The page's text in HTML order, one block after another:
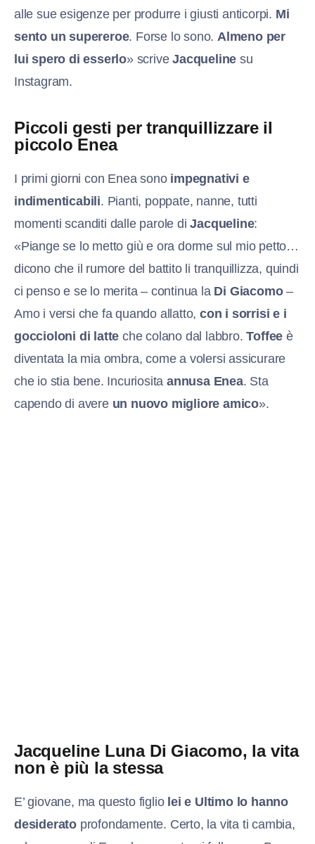
alle sue esigenze per produrre i giusti anticorpi. Mi
sento un supereroe. Forse lo sono.Almeno per
lui spero di esserlo» scriveJacqueline su
Instagram.
Piccoli gesti per tranquillizzare il
piccolo Enea
I primi giorni con Enea sono impegnativi e
indimenticabili. Pianti, poppate, nanne, tutti
momenti scanditi dalle parole diJacqueline:
«Piange se lo metto giù e ora dorme sul mio petto…
dicono che il rumore del battito li tranquillizza, quindi
ci penso e se lo merita – continua la Di Giacomo–
Amo i versi che fa quando allatto,con i sorrisi e i
goccioloni di latte che colano dal labbro.Toffee è
diventata la mia ombra, come a volersi assicurare
che io stia bene. Incuriositaannusa Enea. Sta
capendo di avere un nuovo migliore amico».
Jacqueline Luna Di Giacomo, la vita
non è più la stessa
E’ giovane, ma questo figlio lei e Ultimo lo hanno
desiderato profondamente. Certo, la vita ti cambia,